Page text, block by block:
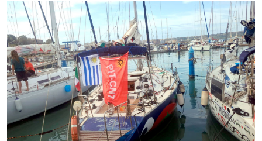
Imagen